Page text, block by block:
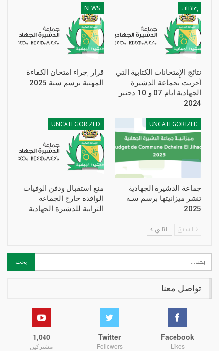
إعلانات
نتائج الإِمتحانات الكتابية التي
أجريت بجماعة الدشيرة
الجهادية ايام 07 و 10 دجنبر
2024
NEWS
قرار إجراء امتحان الكفاءة
المهنية برسم سنة 2025
UNCATEGORIZED
جماعة الدشيرة الجهادية
تنشر ميزانيتها برسم سنة
2025
UNCATEGORIZED
منع استقبال ودفن الوفيات
الوافدة خارج الجماعة
الترابية للدشيرة الجهادية
السابق التالي
تواصل معنا
Facebook
Likes
Twitter
Followers
1,040
مشتركين